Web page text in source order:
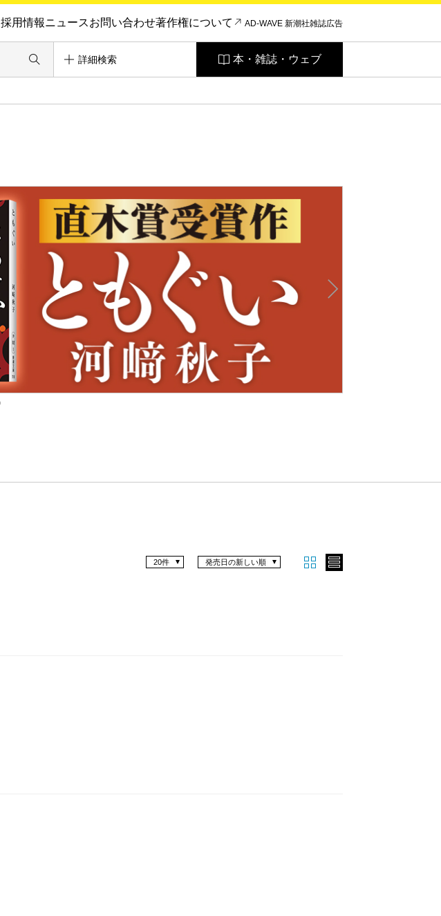
採用情報ニュースお問い合わせ著作権について AD-WAVE 新潮社雑誌広告
詳細検索 本・雑誌・ウェブ
発売日の新しい順
20件